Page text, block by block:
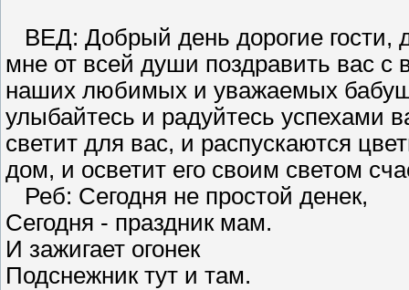
ВЕД: Добрый день дорогие гости,
мне от всей души поздравить вас
наших любимых и уважаемых
улыбайтесь и радуйтесь успехами
светит для вас, и распускаются
дом, и осветит его своим светом
Реб: Сегодня не простой денек,
Сегодня - праздник мам.
И зажигает огонек
Подснежник тут и там.